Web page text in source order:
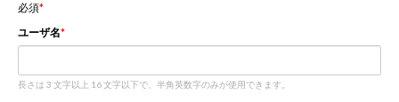
必須
ユーザ名
長さは 3 文字以上 16 文字以下で、半角英数字のみが使用できます。